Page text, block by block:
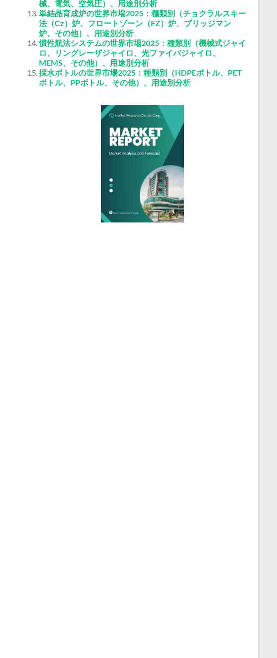
械、電気、空気圧）、用途別分析
単結晶育成炉の世界市場2025：種類別（チョクラルスキー
法（Cz）炉、フロートゾーン（FZ）炉、ブリッジマン
炉、その他）、用途別分析
慣性航法システムの世界市場2025：種類別（機械式ジャイ
ロ、リングレーザジャイロ、光ファイバジャイロ、
MEMS、その他）、用途別分析
採水ボトルの世界市場2025：種類別（HDPEボトル、PET
ボトル、PPボトル、その他）、用途別分析